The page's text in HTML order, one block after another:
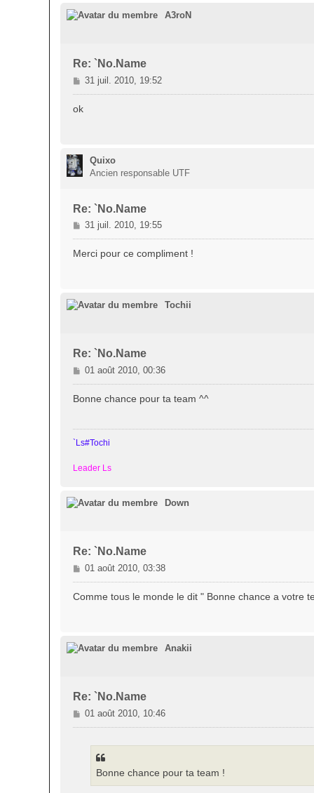
A3roN
Re: `No.Name
M
e
e
31 juil. 2010, 19:52
ok
Quixo
Ancien responsable UTF
Re: `No.Name
M
e
s
e
31 juil. 2010, 19:55
Merci pour ce compliment !
Tochii
Re: `No.Name
M
e
s
g
e
01 août 2010, 00:36
Bonne chance pour ta team ^^
`Ls#Tochi
Leader Ls
Down
Re: `No.Name
M
e
e
01 août 2010, 03:38
Comme tous le monde le dit " Bonne chance a votre
Anakii
Re: `No.Name
M
e
01 août 2010, 10:46
Bonne chance pour ta team !